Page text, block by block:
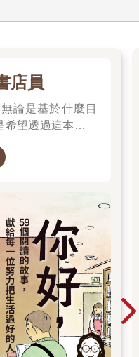
店員
論是基於什麼目
望透過這本書來